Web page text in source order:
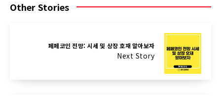
Other Stories
페페코인 전망: 시세 및 상장 호재 알아보자
Next Story